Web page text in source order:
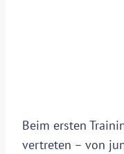
Beim ersten
vertreten – von